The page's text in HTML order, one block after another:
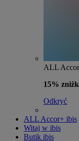
ALL
15%
Odkryć
ALL Accor+ ibis
Witaj w ibis
Butik ibis